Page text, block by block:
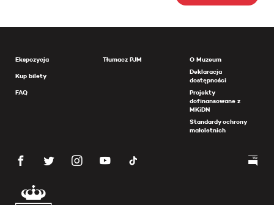
Ekspozycja
Kup bilety
FAQ
Tłumacz PJM
O Muzeum
Deklaracja
dostępności
Projekty
dofinansowane z
MKiDN
Standardy ochrony
małoletnich